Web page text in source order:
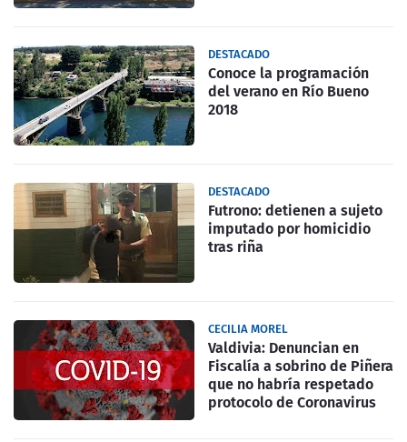
DESTACADO
Conoce la programación
del verano en Río Bueno
2018
DESTACADO
Futrono: detienen a sujeto
imputado por homicidio
tras riña
CECILIA MOREL
Valdivia: Denuncian en
Fiscalía a sobrino de Piñera
que no habría respetado
protocolo de Coronavirus